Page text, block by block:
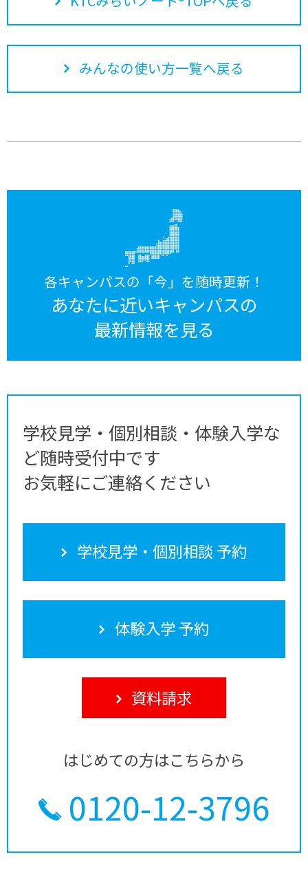
みんなの使い方一覧へ戻る
各キャンパスの「今」を随時更新！
あなたに近いキャンパスの
最新情報を見る
学校見学・個別相談・体験入学な
ど随時受付中です
お気軽にご連絡ください
学校見学・個別相談 予約
体験入学 予約
資料請求
はじめての方はこちらから
0120-12-3796